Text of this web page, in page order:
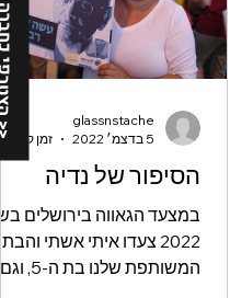
הסיפור של נדיה
במצעד הגאווה בירושלים
2022 צעדו איתי אשתי והבת
המשותפת שלנו בת ה-5, וגם
glassnstache
5 בדצמ׳ 2022
<<